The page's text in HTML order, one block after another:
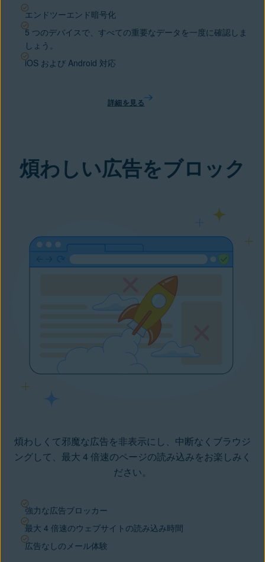
エンドツーエンド暗号化
5 つのデバイスで、すべての重要なデータを一度に確認しま
しょう。
iOS および Android 対応
詳細を見る
煩わしい広告をブロック
煩わしくて邪魔な広告を非表示にし、中断なくブラウジ
ングして、最大 4 倍速のページの読み込みをお楽しみく
ださい。
強力な広告ブロッカー
最大 4 倍速のウェブサイトの読み込み時間
広告なしのメール体験